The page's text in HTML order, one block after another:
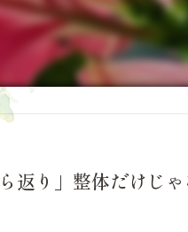
エク
返り」整体だけじ